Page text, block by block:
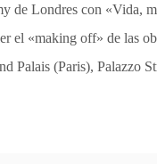
de Londres con «Vida,
el «making off» de las
Palais (Paris),